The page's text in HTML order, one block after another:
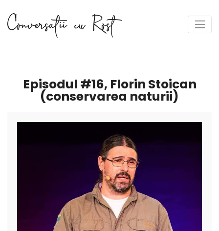
Episodul #16, Florin Stoican
(conservarea naturii)